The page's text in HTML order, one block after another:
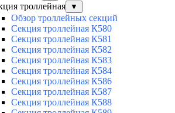
троллейная ▼
Обзор троллейных секций
Секция троллейная К580
Секция троллейная К581
Секция троллейная К582
Секция троллейная К583
Секция троллейная К584
Секция троллейная К586
Секция троллейная К587
Секция троллейная К588